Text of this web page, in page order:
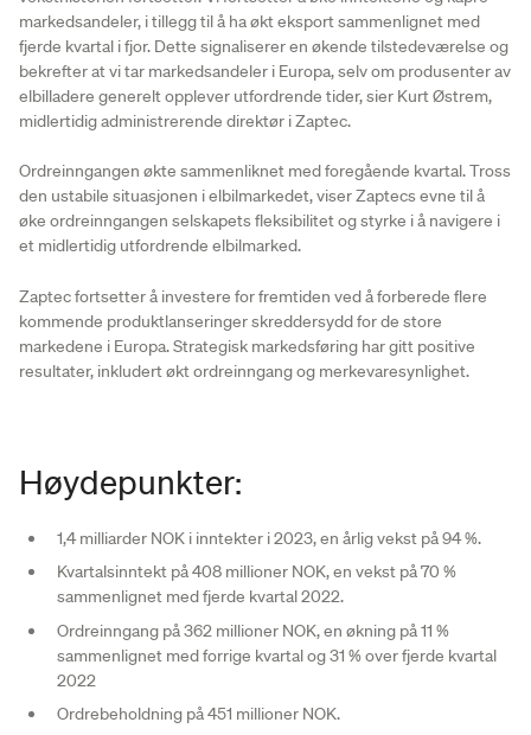
markedsandeler, i tillegg til å ha økt eksport sammenlignet med
fjerde kvartal i fjor. Dette signaliserer en økende tilstedeværelse og
bekrefter at vi tar markedsandeler i Europa, selv om produsenter av
elbilladere generelt opplever utfordrende tider, sier Kurt Østrem,
midlertidig administrerende direktør i Zaptec.
Ordreinngangen økte sammenliknet med foregående kvartal. Tross
den ustabile situasjonen i elbilmarkedet, viser Zaptecs evne til å
øke ordreinngangen selskapets fleksibilitet og styrke i å navigere i
et midlertidig utfordrende elbilmarked.
Zaptec fortsetter å investere for fremtiden ved å forberede flere
kommende produktlanseringer skreddersydd for de store
markedene i Europa. Strategisk markedsføring har gitt positive
resultater, inkludert økt ordreinngang og merkevaresynlighet.
Høydepunkter:
1,4 milliarder NOK i inntekter i 2023, en årlig vekst på 94 %.
Kvartalsinntekt på 408 millioner NOK, en vekst på 70 %
sammenlignet med fjerde kvartal 2022.
Ordreinngang på 362 millioner NOK, en økning på 11 %
sammenlignet med forrige kvartal og 31 % over fjerde kvartal
2022
Ordrebeholdning på 451 millioner NOK.